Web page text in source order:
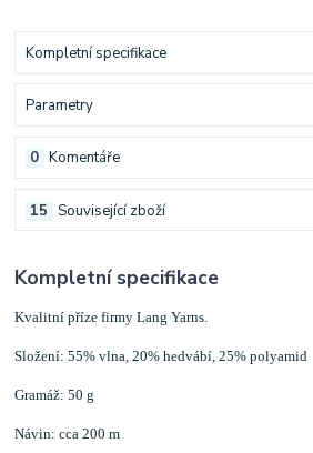
Kompletní specifikace
Parametry
Komentáře
0
Související zboží
15
Kompletní specifikace
Kvalitní příze firmy Lang Yarns.
Složení: 55% vlna, 20% hedvábí, 25% polyamid
Gramáž: 50 g
Návin: cca 200 m